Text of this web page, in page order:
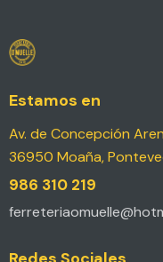
Estamos en
Av. de Concepción
36950 Moaña,
986 310 219